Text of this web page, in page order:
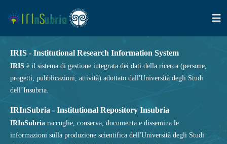
IRIS - Institutional Research Information System
IRIS è il sistema di gestione integrata dei dati della ricerca (persone,
progetti, pubblicazioni, attività) adottato dall'Università degli Studi
dell’Insubria.
IRInSubria - Institutional Repository Insubria
IRInSubria raccoglie, conserva, documenta e dissemina le
informazioni sulla produzione scientifica dell'Università degli Studi